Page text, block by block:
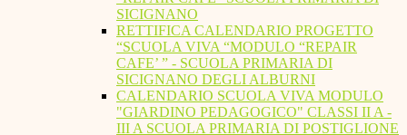
SICIGNANO
RETTIFICA CALENDARIO PROGETTO
“SCUOLA VIVA “MODULO “REPAIR
CAFE’ ” - SCUOLA PRIMARIA DI
SICIGNANO DEGLI ALBURNI
CALENDARIO SCUOLA VIVA MODULO
"GIARDINO PEDAGOGICO" CLASSI II A -
III A SCUOLA PRIMARIA DI POSTIGLIONE